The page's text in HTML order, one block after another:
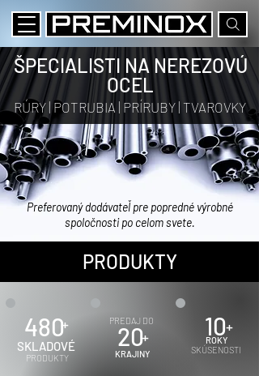
ŠPECIALISTI NA NEREZOVÚ
OCEL
RÚRY | POTRUBIA | PRÍRUBY | TVAROVKY
Preferovaný dodávateľ pre popredné výrobné
spoločnosti po celom svete.
PRODUKTY
480
SKLADOVÉ
PRODUKTY
+ 20
PREDAJ DO
KRAJINY
+
+ 10
ROKY
SKÚSENOSTI